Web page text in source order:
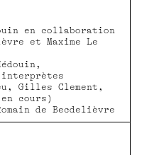
en collaboration
et Maxime Le
interprètes
Gilles Clement,
cours)
de Becdelièvre